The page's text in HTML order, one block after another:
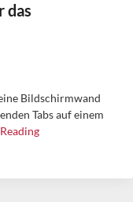
das
Bildschirmwand
Tabs auf einem